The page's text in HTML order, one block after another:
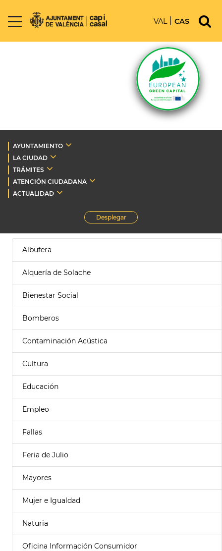
VAL CAS
AYUNTAMIENTO
LA CIUDAD
TRÁMITES
ATENCIÓN CIUDADANA
ACTUALIDAD
Desplegar
Albufera
Alquería de Solache
Bienestar Social
Bomberos
Contaminación Acústica
Cultura
Educación
Empleo
Fallas
Feria de Julio
Mayores
Mujer e Igualdad
Naturia
Oficina Información Consumidor